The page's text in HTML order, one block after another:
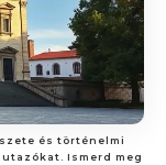
és történelmi
Ismerd meg